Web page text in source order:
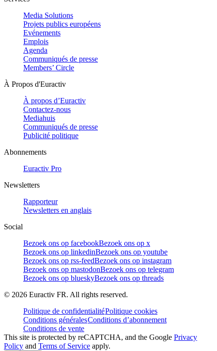
Media Solutions
Projets publics européens
Evénements
Emplois
Agenda
Communiqués de presse
Members’ Circle
À Propos d'Euractiv
À propos d’Euractiv
Contactez-nous
Mediahuis
Communiqués de presse
Publicité politique
Abonnements
Euractiv Pro
Newsletters
Rapporteur
Newsletters en anglais
Social
Bezoek ons op facebookBezoek ons op x
Bezoek ons op linkedinBezoek ons op youtube
Bezoek ons op rss-feedBezoek ons op instagram
Bezoek ons op mastodonBezoek ons op telegram
Bezoek ons op blueskyBezoek ons op threads
© 2026 Euractiv FR. All rights reserved.
Politique de confidentialitéPolitique cookies
Conditions généralesConditions d’abonnement
Conditions de vente
This site is protected by reCAPTCHA, and the Google Privacy
Policy and Terms of Service apply.